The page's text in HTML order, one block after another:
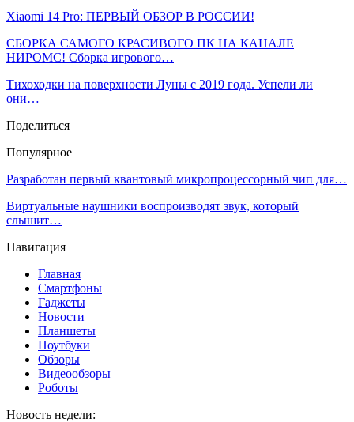
Xiaomi 14 Pro: ПЕРВЫЙ ОБЗОР В РОССИИ!
СБОРКА САМОГО КРАСИВОГО ПК НА КАНАЛЕ
НИРОМС! Сборка игрового…
Тихоходки на поверхности Луны с 2019 года. Успели ли
они…
Поделиться
Популярное
Разработан первый квантовый микропроцессорный чип для…
Виртуальные наушники воспроизводят звук, который
слышит…
Навигация
Главная
Смартфоны
Гаджеты
Новости
Планшеты
Ноутбуки
Обзоры
Видеообзоры
Роботы
Новость недели: